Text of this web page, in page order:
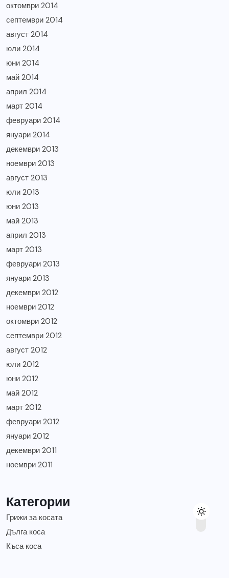
октомври 2014
септември 2014
август 2014
юли 2014
юни 2014
май 2014
април 2014
март 2014
февруари 2014
януари 2014
декември 2013
ноември 2013
август 2013
юли 2013
юни 2013
май 2013
април 2013
март 2013
февруари 2013
януари 2013
декември 2012
ноември 2012
октомври 2012
септември 2012
август 2012
юли 2012
юни 2012
май 2012
март 2012
февруари 2012
януари 2012
декември 2011
ноември 2011
Категории
Грижи за косата
Дълга коса
Къса коса